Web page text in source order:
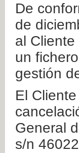
De
de
al
un
gestión
El
General
s/n